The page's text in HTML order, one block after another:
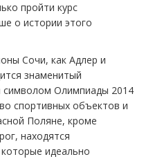
пройти курс
о истории этого
Сочи, как Адлер и
знаменитый
символом Олимпиады 2014
спортивных объектов и
Поляне, кроме
находятся
идеально